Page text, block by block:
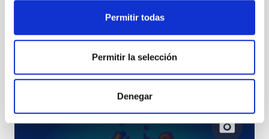
Permitir todas
Permitir la selección
Denegar
Representantes del TMT visitan el IAC y sus